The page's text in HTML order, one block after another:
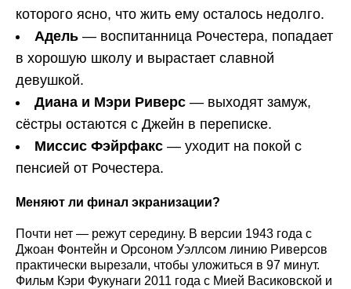
которого ясно, что жить ему осталось недолго.
Адель — воспитанница Рочестера, попадает
в хорошую школу и вырастает славной
девушкой.
Диана и Мэри Риверс — выходят замуж,
сёстры остаются с Джейн в переписке.
Миссис Фэйрфакс — уходит на покой с
пенсией от Рочестера.
Меняют ли финал экранизации?
Почти нет — режут середину. В версии 1943 года с
Джоан Фонтейн и Орсоном Уэллсом линию Риверсов
практически вырезали, чтобы уложиться в 97 минут.
Фильм Кэри Фукунаги 2011 года с Мией Васиковской и